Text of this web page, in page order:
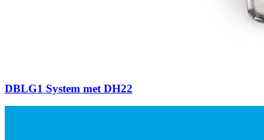
DBLG1 System met DH22